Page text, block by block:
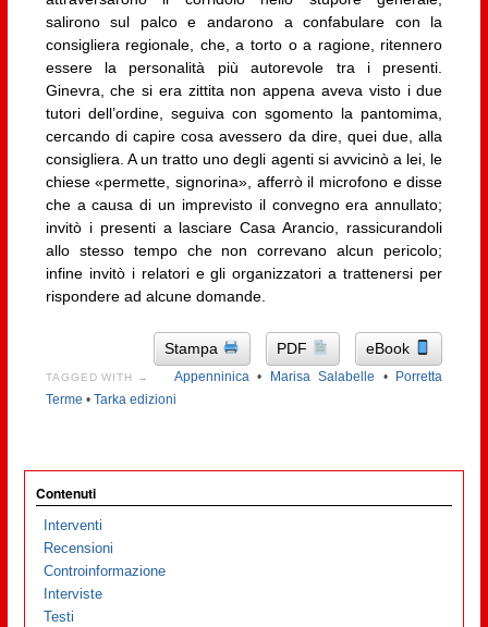
salirono sul palco e andarono a confabulare con la
consigliera regionale, che, a torto o a ragione, ritennero
essere la personalità più autorevole tra i presenti.
Ginevra, che si era zittita non appena aveva visto i due
tutori dell’ordine, seguiva con sgomento la pantomima,
cercando di capire cosa avessero da dire, quei due, alla
consigliera. A un tratto uno degli agenti si avvicinò a lei, le
chiese «permette, signorina», afferrò il microfono e disse
che a causa di un imprevisto il convegno era annullato;
invitò i presenti a lasciare Casa Arancio, rassicurandoli
allo stesso tempo che non correvano alcun pericolo;
infine invitò i relatori e gli organizzatori a trattenersi per
rispondere ad alcune domande.
Stampa PDF eBook
TAGGED WITH → Appenninica• Marisa Salabelle •
Porretta
Terme • Tarka edizioni
Contenuti
Interventi
Recensioni
Controinformazione
Interviste
Testi